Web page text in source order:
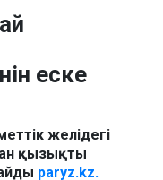
еске
желідегі
қызықты
paryz.kz.